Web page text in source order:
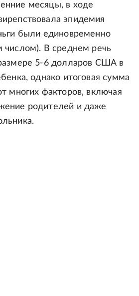
месяцы, в ходе
эпидемия
были единовременно
числом). В среднем речь
5-6 долларов США в
однако итоговая сумма
многих факторов, включая
родителей и даже